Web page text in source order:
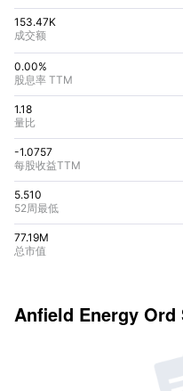
153.47K
成交额
0.00%
股息率 TTM
1.18
量比
-1.0757
每股收益TTM
5.510
52周最低
77.19M
总市值
Anfield Energy Ord